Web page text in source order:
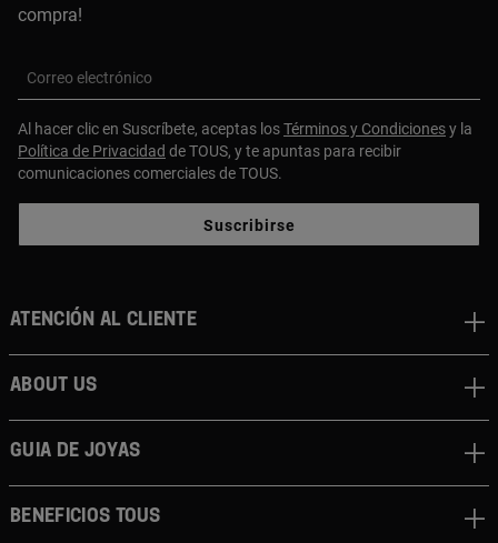
compra!
Correo electrónico
Al hacer clic en Suscríbete, aceptas losTérminos y Condicionesy la
Política de Privacidad de TOUS, y te apuntas para recibir
comunicaciones comerciales de TOUS.
Suscribirse
Atención al cliente
About us
Guia de joyas
Beneficios TOUS